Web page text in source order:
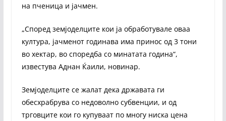
на пченица и јачмен.
„Според земјоделците кои ја обработувале оваа
култура, јачменот годинава има принос од 3 тони
во хектар, во споредба со минатата година“,
известува Аднан Ќаили, новинар.
Земјоделците се жалат дека државата ги
обесхрабрува со недоволно субвенции, и од
трговците кои го купуваат по многу ниска цена